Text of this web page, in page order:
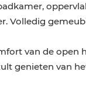
Volledig
van de open
genieten van